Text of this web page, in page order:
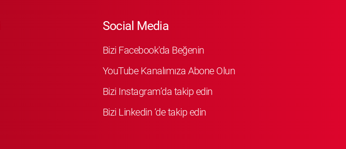
Social Media
Bizi Facebook'da Beğenin
YouTube Kanalımıza Abone Olun
Bizi Instagram’da takip edin
Bizi Linkedin ‘de takip edin